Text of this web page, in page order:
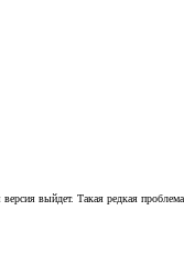
выйдет. Такая редкая